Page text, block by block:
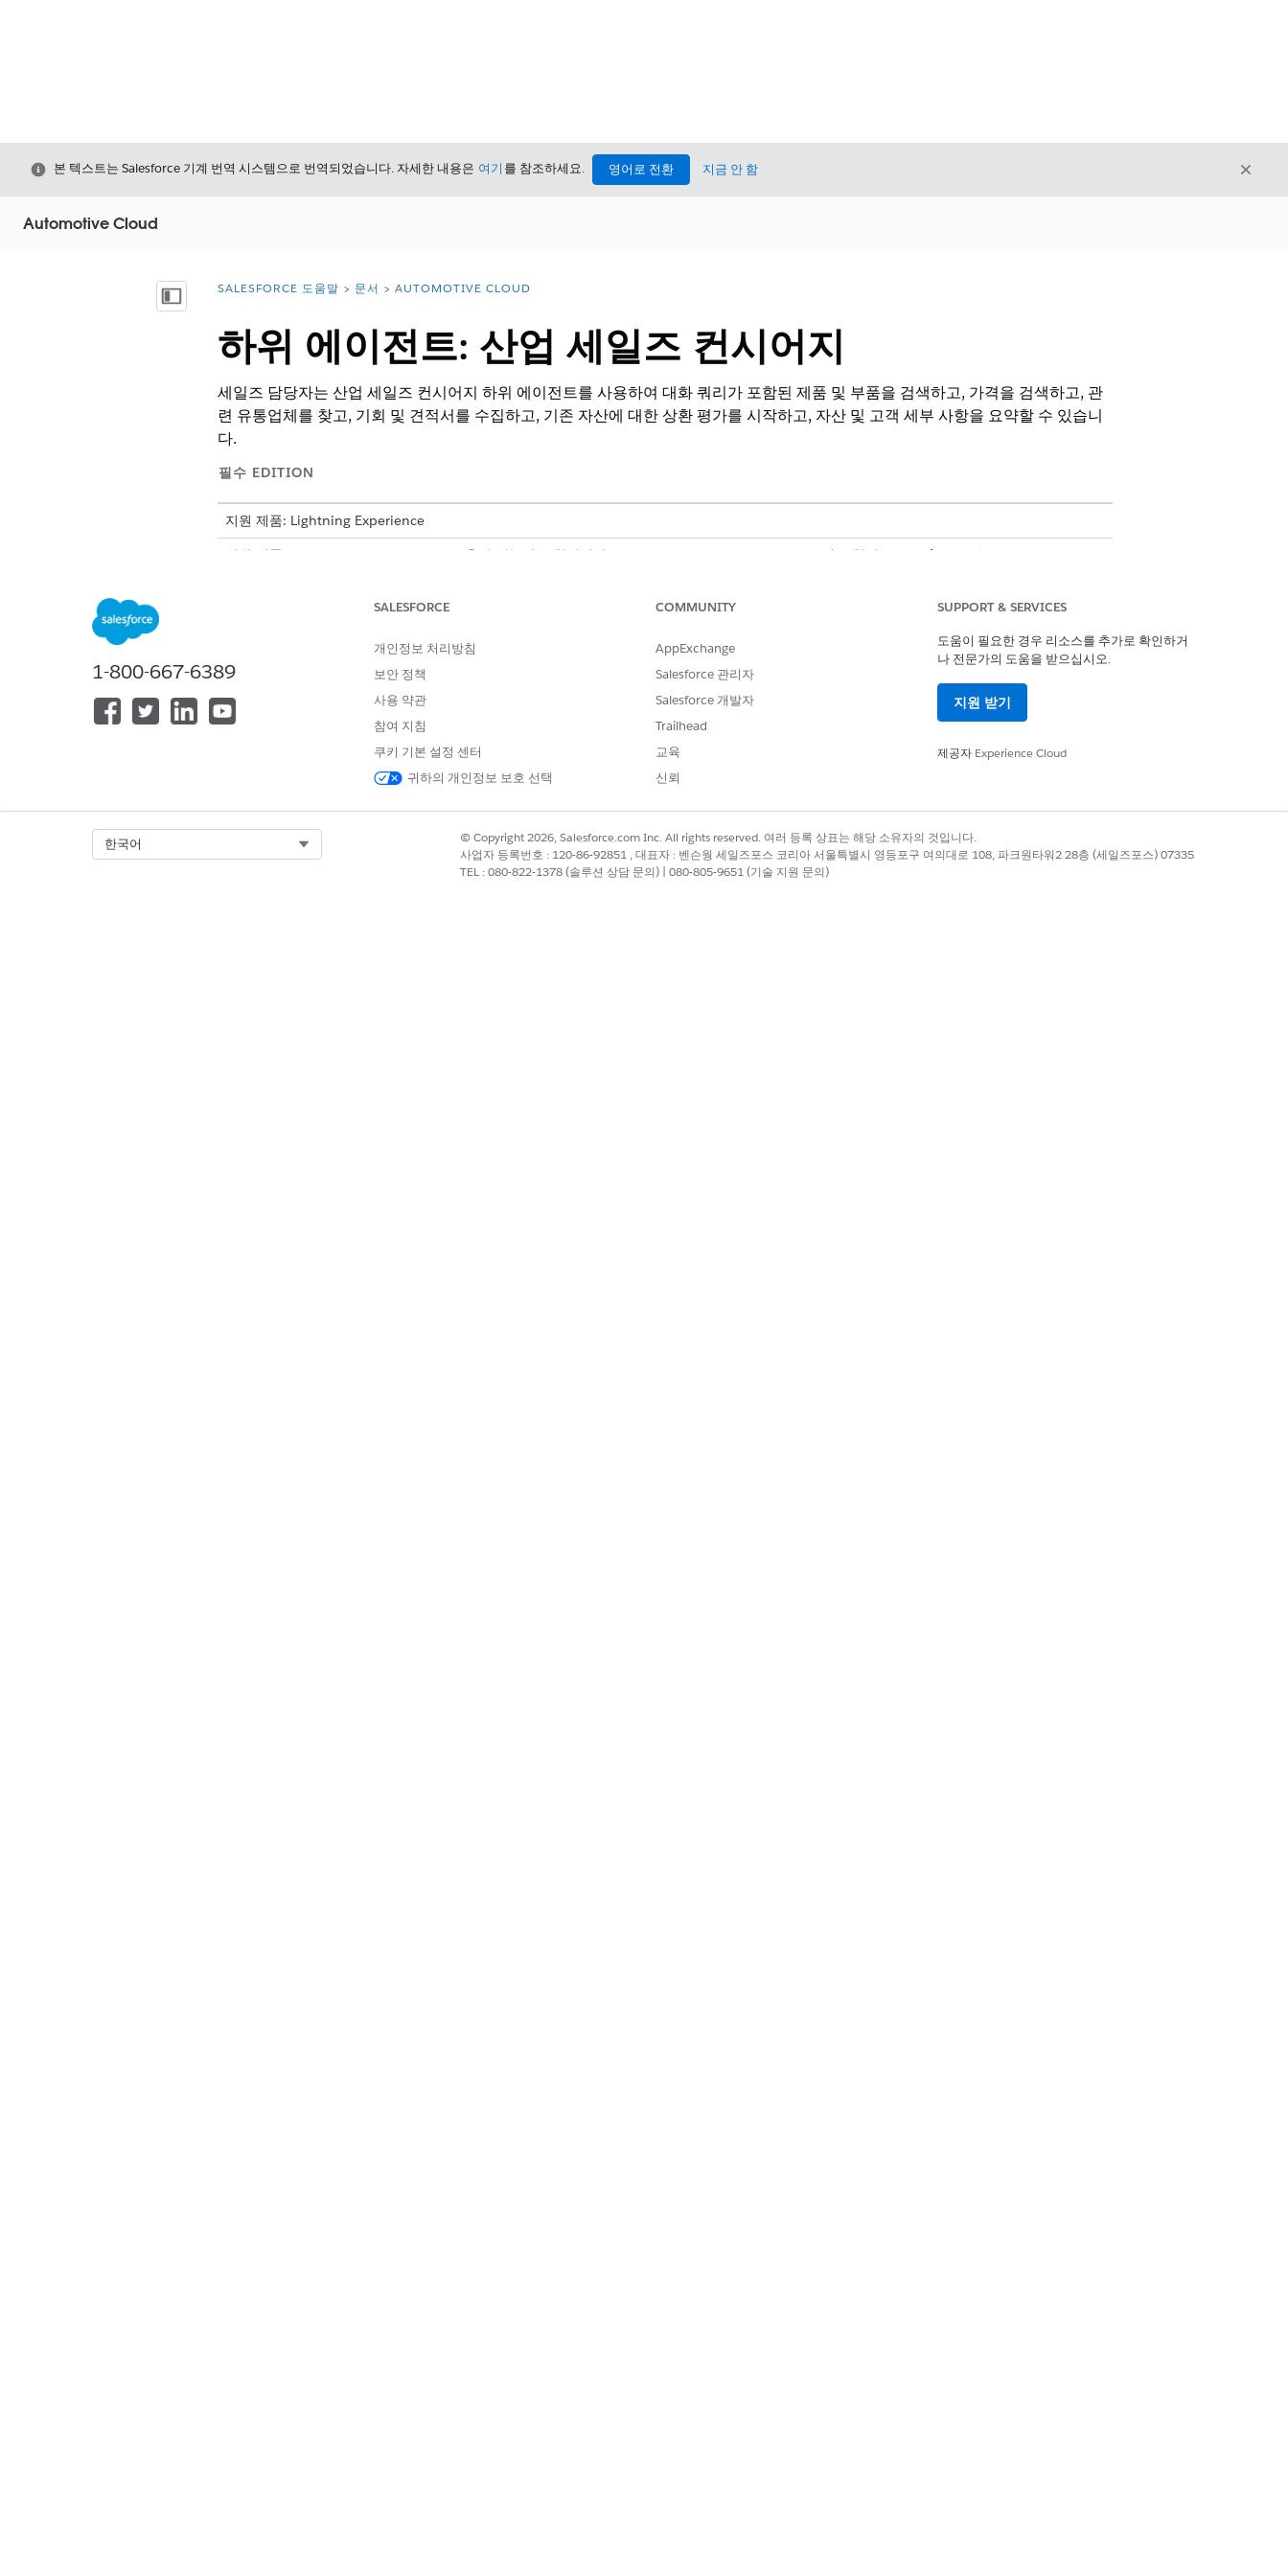
닫기본 텍스트는 Salesforce 기계 번역 시스템으로 번역되었습니다. 자세한 내용은 여기 를 참조하세요. 영어로 전환 지금 안 함 닫기
Automotive Cloud
목차 표시 위치:
SALESFORCE 도움말 문서 AUTOMOTIVE CLOUD
하위 에이전트: 산업 세일즈 컨시어지
세일즈 담당자는 산업 세일즈 컨시어지 하위 에이전트를 사용하여 대화 쿼리가 포함된 제품 및 부품을 검색하고, 가격을 검색하고, 관
련 유통업체를 찾고, 기회 및 견적서를 수집하고, 기존 자산에 대한 상환 평가를 시작하고, 자산 및 고객 세부 사항을 요약할 수 있습니
다.
필수 EDITION
지원 제품: Lightning Experience
지원 제품: Agentforce for Automotive 추가 기능이 포함되거나 Agentforce 1 Automotive Edition에 포함된
Enterprise
자세한 내용 및 설정 단계는산업 영업 컨시어지
이 기사를 통해 문제를 해결했습니까?
개선을 위한 의견을 보내주세요.
예
1-800-667-6389
SALESFORCE
개인정보 처리방침
보안 정책
사용 약관
참여 지침
쿠키 기본 설정 센터
귀하의 개인정보 보호 선택
COMMUNITY
AppExchange
Salesforce 관리자
Salesforce 개발자
Trailhead
교육
신뢰
SUPPORT & SERVICES
도움이 필요한 경우 리소스를 추가로 확인하거
나 전문가의 도움을 받으십시오.
지원 받기
제공자 Experience Cloud
한국어
© Copyright 2026, Salesforce.com Inc. All rights reserved. 여러 등록 상표는 해당 소유자의 것입니다.
사업자 등록번호 : 120-86-92851 , 대표자 : 벤슨웡 세일즈포스 코리아 서울특별시 영등포구 여의대로 108, 파크원타워2 28층 (세일즈포스) 07335
TEL : 080-822-1378 (솔루션 상담 문의) | 080-805-9651 (기술 지원 문의)